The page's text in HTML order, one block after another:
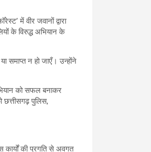
में वीर जवानों द्वारा
के विरुद्ध अभियान के
समाप्त न हो जाएँ। उन्होंने
को सफल बनाकर
छत्तीसगढ़ पुलिस,
कार्यों की प्रगति से अवगत